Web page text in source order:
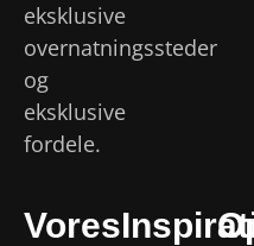
eksklusive
overnatningssteder
og
eksklusive
fordele.
Vores